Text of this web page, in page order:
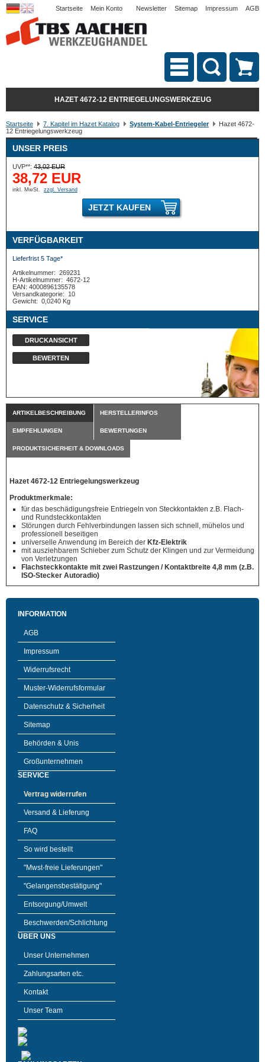
Startseite Mein Konto Newsletter Sitemap Impressum AGB
HAZET 4672-12 ENTRIEGELUNGSWERKZEUG
Startseite 7. Kapitel im Hazet Katalog System-Kabel-Entriegeler
Hazet 4672-
12 Entriegelungswerkzeug
UNSER PREIS
UVP**: 43,02 EUR
38,72 EUR
inkl. MwSt. zzgl. Versand
JETZT KAUFEN
VERFÜGBARKEIT
Lieferfrist 5 Tage*
Artikelnummer: 269231
H-Artikelnummer: 4672-12
EAN: 4000896135578
Versandkategorie:
10
Gewicht: 0,0240 Kg
SERVICE
DRUCKANSICHT
BEWERTEN
ARTIKELBESCHREIBUNG HERSTELLERINFOS
EMPFEHLUNGEN BEWERTUNGEN
PRODUKTSICHERHEIT & DOWNLOADS
Hazet 4672-12 Entriegelungswerkzeug
Produktmerkmale:
für das beschädigungsfreie Entriegeln von Steckkontakten z.B. Flach-
und Rundsteckkontakten
Störungen durch Fehlverbindungen lassen sich schnell, mühelos und
professionell beseitigen
universelle Anwendung im Bereich der Kfz-Elektrik
mit ausziehbarem Schieber zum Schutz der Klingen und zur Vermeidung
von Verletzungen
Flachsteckkontakte mit zwei Rastzungen / Kontaktbreite 4,8 mm (z.B.
ISO-Stecker Autoradio)
INFORMATION
AGB
Impressum
Widerrufsrecht
Muster-Widerrufsformular
Datenschutz & Sicherheit
Sitemap
Behörden & Unis
Großunternehmen
SERVICE
Vertrag widerrufen
Versand & Lieferung
FAQ
So wird bestellt
"Mwst-freie Lieferungen"
"Gelangensbestätigung"
Entsorgung/Umwelt
Beschwerden/Schlichtung
ÜBER UNS
Unser Unternehmen
Zahlungsarten etc.
Kontakt
Unser Team